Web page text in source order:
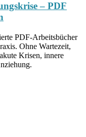
– PDF
PDF-Arbeitsbücher
Ohne Wartezeit,
Krisen, innere